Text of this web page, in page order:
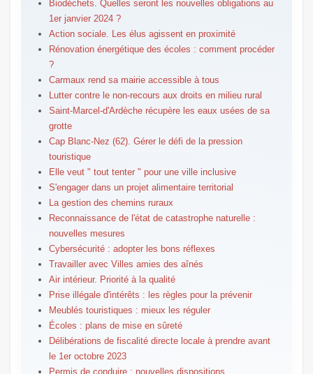
Biodéchets. Quelles seront les nouvelles obligations au
1er janvier 2024 ?
Action sociale. Les élus agissent en proximité
Rénovation énergétique des écoles : comment procéder
?
Carmaux rend sa mairie accessible à tous
Lutter contre le non-recours aux droits en milieu rural
Saint-Marcel-d'Ardèche récupère les eaux usées de sa
grotte
Cap Blanc-Nez (62). Gérer le défi de la pression
touristique
Elle veut " tout tenter " pour une ville inclusive
S'engager dans un projet alimentaire territorial
La gestion des chemins ruraux
Reconnaissance de l'état de catastrophe naturelle :
nouvelles mesures
Cybersécurité : adopter les bons réflexes
Travailler avec Villes amies des aînés
Air intérieur. Priorité à la qualité
Prise illégale d'intérêts : les règles pour la prévenir
Meublés touristiques : mieux les réguler
Écoles : plans de mise en sûreté
Délibérations de fiscalité directe locale à prendre avant
le 1er octobre 2023
Permis de conduire : nouvelles dispositions